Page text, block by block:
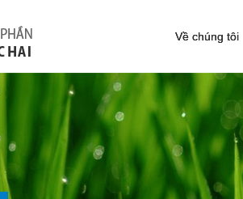
Về chúng tôi